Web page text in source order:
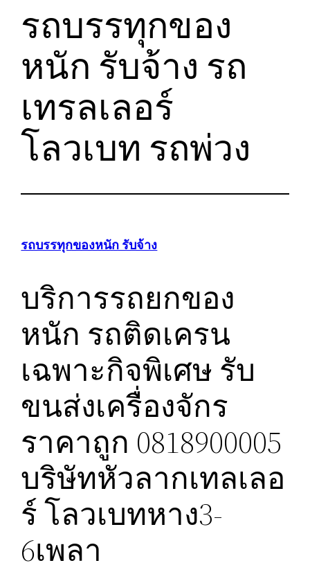
รถบรรทุกของ
หนัก รับจ้าง รถ
เทรลเลอร์
โลวเบท รถพ่วง
รถบรรทุกของหนัก รับจ้าง
บริการรถยกของ
หนัก รถติดเครน
เฉพาะกิจพิเศษ รับ
ขนส่งเครื่องจักร
ราคาถูก 0818900005
บริษัทหัวลากเทลเลอ
ร์ โลวเบทหาง3-
6เพลา